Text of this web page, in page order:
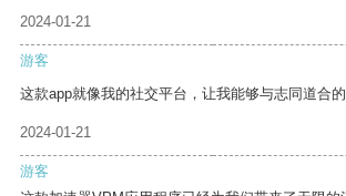
2024-01-21
游客
这款app就像我的社交平台，让我能够与志同道合的
2024-01-21
游客